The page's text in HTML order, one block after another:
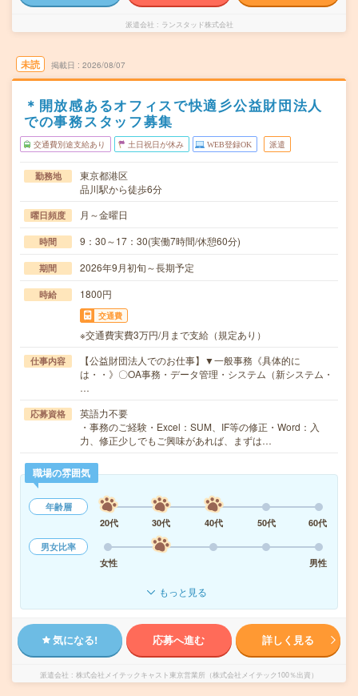
派遣会社 ランスタッド株式会社
未読 掲載日 2026/08/07
＊開放感あるオフィスで快適彡公益財団法人
での事務スタッフ募集
交通費別途支給あり 土日祝日が休み WEB登録OK 派遣
勤務地
東京都港区
品川駅から徒歩6分
曜日頻度 月～金曜日
時間 9：30～17：30(実働7時間/休憩60分)
期間 2026年9月初旬～長期予定
時給 1800円
交通費
※交通費実費3万円/月まで支給（規定あり）
仕事内容
【公益財団法人でのお仕事】▼一般事務《具体的に
は・・》〇OA事務・データ管理・システム（新システム・
…
応募資格
英語力不要
・事務のご経験・Excel：SUM、IF等の修正・Word：入
力、修正少しでもご興味があれば、まずは…
職場の雰囲気
年齢層
20代
30代 40代 50代
60代
男女比率
女性
男性
もっと見る
気になる! 応募へ進む 詳しく見る
派遣会社 株式会社メイテックキャスト東京営業所（株式会社メイテック100％出資）